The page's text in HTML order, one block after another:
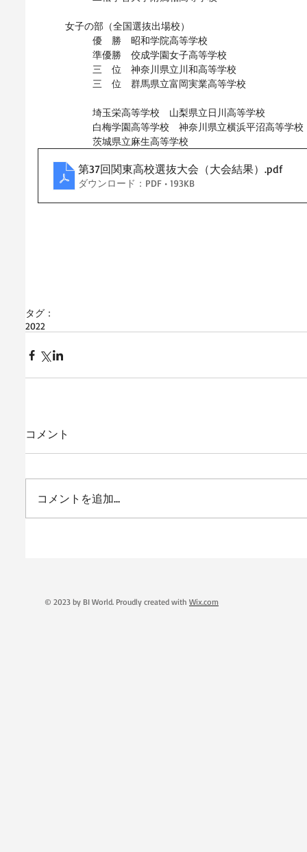
女子の部（全国選抜出場校）
優　勝　昭和学院高等学校
準優勝　佼成学園女子高等学校
三　位　神奈川県立川和高等学校
三　位　群馬県立富岡実業高等学校
埼玉栄高等学校　山梨県立日川高等学校
白梅学園高等学校　神奈川県立横浜平沼高等学校
茨城県立麻生高等学校
第37回関東高校選抜大会（大会結果） .pdf
ダウンロード：PDF • 193KB
タグ：
2022
コメント
コメントを追加…
© 2023 by BI World. Proudly created with Wix.com